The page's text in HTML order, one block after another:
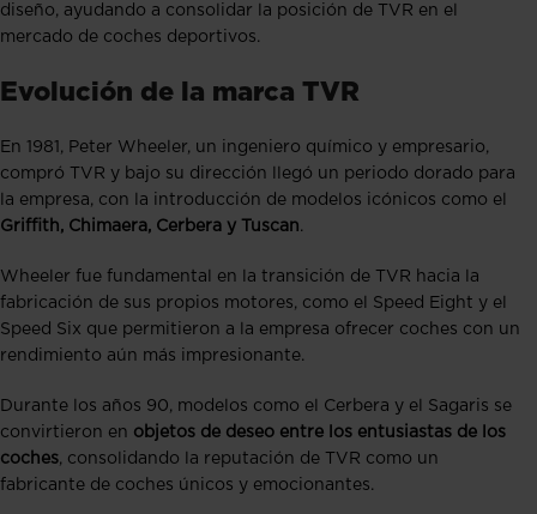
diseño, ayudando a consolidar la posición de TVR en el
mercado de coches deportivos​.
Evolución de la marca TVR
En 1981, Peter Wheeler, un ingeniero químico y empresario,
compró TVR y bajo su dirección llegó un periodo dorado para
la empresa, con la introducción de modelos icónicos como el
Griffith, Chimaera, Cerbera y Tuscan.
Wheeler fue fundamental en la transición de TVR hacia la
fabricación de sus propios motores, como el Speed Eight y el
Speed Six que permitieron a la empresa ofrecer coches con un
rendimiento aún más impresionante​.
Durante los años 90, modelos como el Cerbera y el Sagaris se
convirtieron en objetos de deseo entre los entusiastas de los
coches, consolidando la reputación de TVR como un
fabricante de coches únicos y emocionantes​.